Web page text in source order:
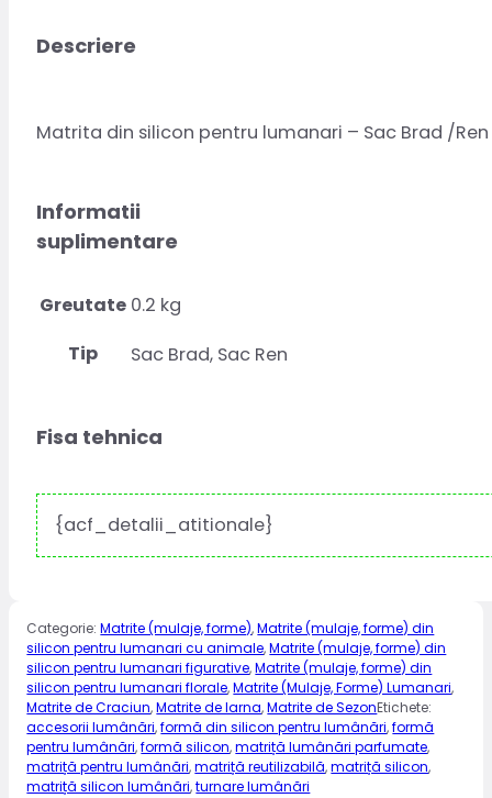
Descriere
Matrita din silicon pentru lumanari – Sac Brad /Ren
Informatii
suplimentare
Greutate 0.2 kg
Tip
Sac Brad, Sac Ren
Fisa tehnica
{acf_detalii_atitionale}
Categorie:Matrite (mulaje, forme),Matrite (mulaje, forme) din
silicon pentru lumanari cu animale,Matrite (mulaje, forme) din
silicon pentru lumanari figurative,Matrite (mulaje, forme) din
silicon pentru lumanari florale,Matrite (Mulaje, Forme) Lumanari,
Matrite de Craciun,Matrite de Iarna,Matrite de SezonEtichete:
accesorii lumânări,formă din silicon pentru lumânări,formă
pentru lumânări,formă silicon,matriță lumânări parfumate,
matriță pentru lumânări,matriță reutilizabilă,matriță silicon,
matriță silicon lumânări,turnare lumânări